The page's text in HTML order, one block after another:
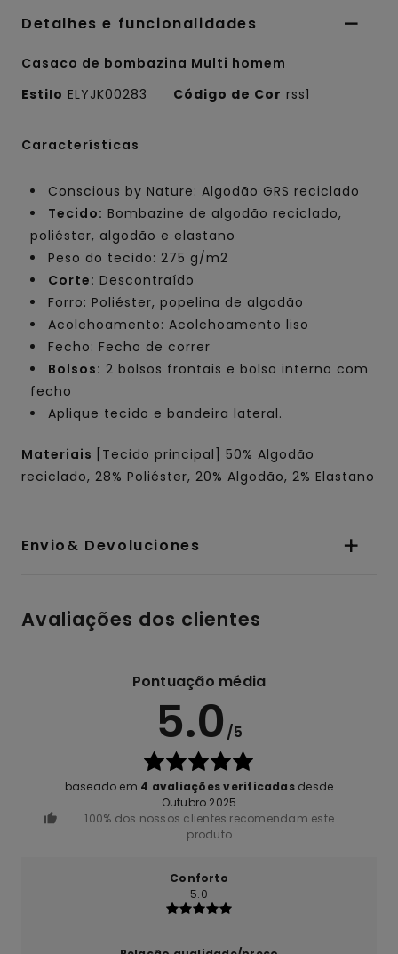
Detalhes e funcionalidades
Casaco de bombazina Multi homem
Estilo ELYJK00283 Código de Cor rss1
Características
Conscious by Nature: Algodão GRS reciclado
Tecido: Bombazine de algodão reciclado,
poliéster, algodão e elastano
Peso do tecido: 275 g/m2
Corte: Descontraído
Forro: Poliéster, popelina de algodão
Acolchoamento: Acolchoamento liso
Fecho: Fecho de correr
Bolsos: 2 bolsos frontais e bolso interno com
fecho
Aplique tecido e bandeira lateral.
Materiais
[Tecido principal] 50% Algodão
reciclado, 28% Poliéster, 20% Algodão, 2% Elastano
Envio& Devoluciones
Avaliações dos clientes
Pontuação média
5.0 /5
baseado em 4 avaliações verificadasdesde
Outubro 2025
100% dos nossos clientes recomendam este
produto
Conforto
5.0